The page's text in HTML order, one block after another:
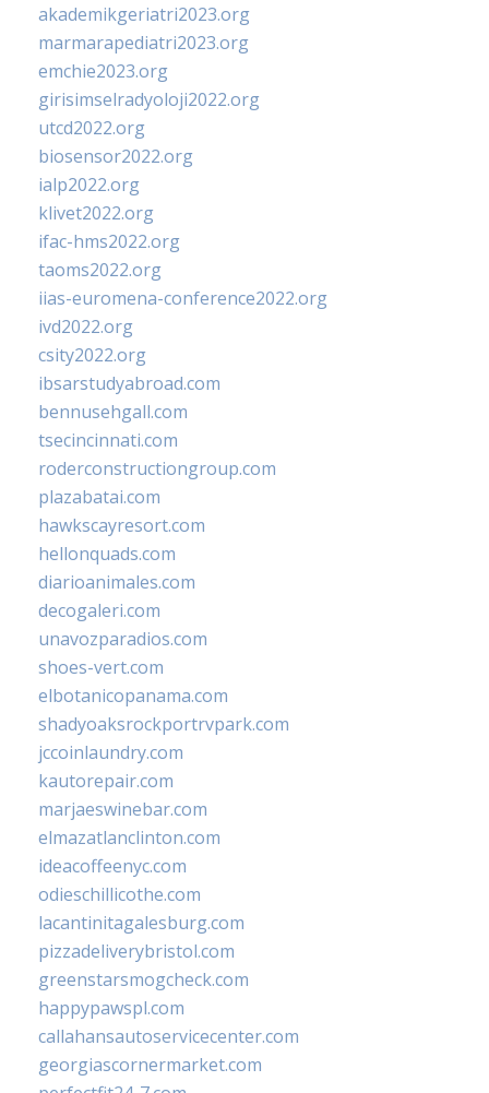
akademikgeriatri2023.org
marmarapediatri2023.org
emchie2023.org
girisimselradyoloji2022.org
utcd2022.org
biosensor2022.org
ialp2022.org
klivet2022.org
ifac-hms2022.org
taoms2022.org
iias-euromena-conference2022.org
ivd2022.org
csity2022.org
ibsarstudyabroad.com
bennusehgall.com
tsecincinnati.com
roderconstructiongroup.com
plazabatai.com
hawkscayresort.com
hellonquads.com
diarioanimales.com
decogaleri.com
unavozparadios.com
shoes-vert.com
elbotanicopanama.com
shadyoaksrockportrvpark.com
jccoinlaundry.com
kautorepair.com
marjaeswinebar.com
elmazatlanclinton.com
ideacoffeenyc.com
odieschillicothe.com
lacantinitagalesburg.com
pizzadeliverybristol.com
greenstarsmogcheck.com
happypawspl.com
callahansautoservicecenter.com
georgiascornermarket.com